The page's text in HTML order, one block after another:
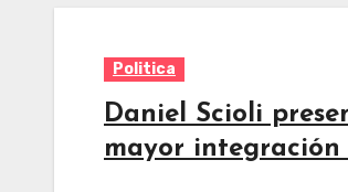
Politica
Daniel Scioli
mayor